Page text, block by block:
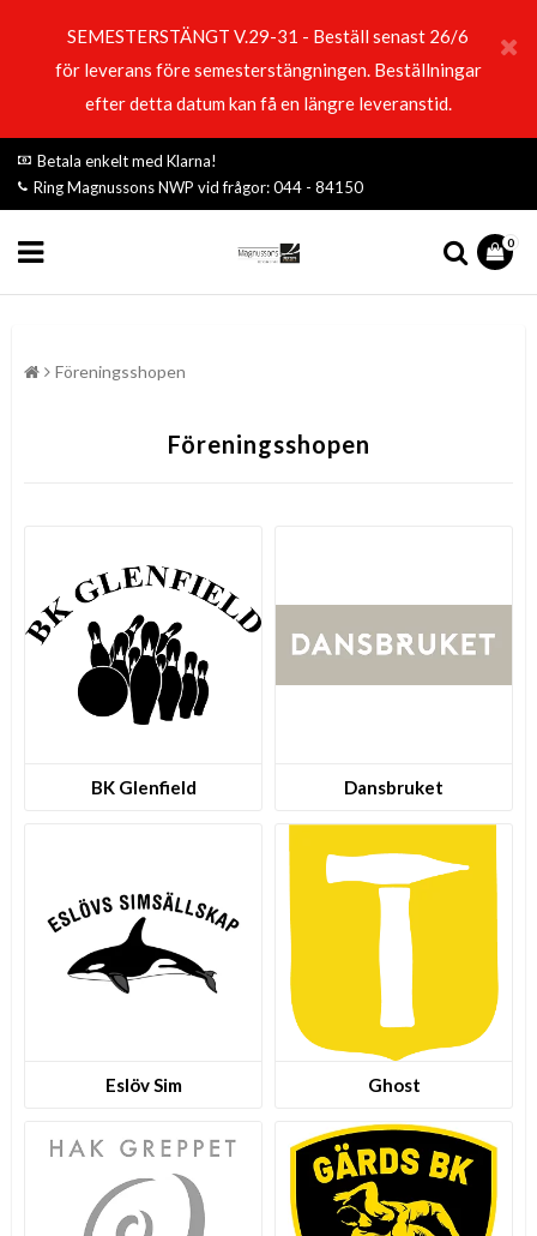
SEMESTERSTÄNGT V.29-31 - Beställ senast 26/6
för leverans före semesterstängningen. Beställningar
efter detta datum kan få en längre leveranstid.
Betala enkelt med Klarna!
Ring Magnussons NWP vid frågor: 044 - 84150
0
Föreningsshopen
Föreningsshopen
BK Glenfield Dansbruket
Eslöv Sim Ghost